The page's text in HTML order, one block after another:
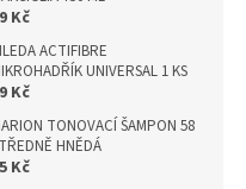
Kč
ACTIFIBRE
UNIVERSAL 1 KS
Kč
TONOVACÍ ŠAMPON 58
HNĚDÁ
Kč